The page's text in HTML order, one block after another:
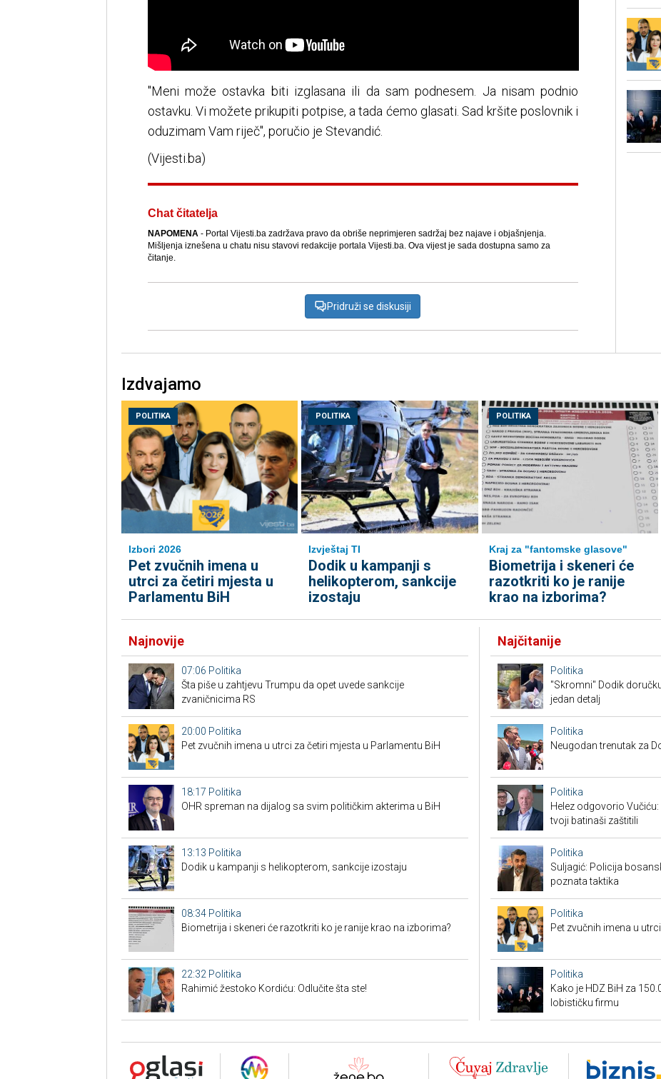
"Meni može ostavka biti izglasana ili da sam podnesem. Ja nisam podnio
ostavku. Vi možete prikupiti potpise, a tada ćemo glasati. Sad kršite poslovnik i
oduzimam Vam riječ", poručio je Stevandić.
(Vijesti.ba)
Chat čitatelja
NAPOMENA- Portal Vijesti.ba zadržava pravo da obriše neprimjeren sadržaj bez najave i objašnjenja.
Mišljenja iznešena u chatu nisu stavovi redakcije portala Vijesti.ba. Ova vijest je sada dostupna samo za
čitanje.
Pridruži se diskusiji
Izdvajamo
POLITIKA
Izbori 2026
Pet zvučnih imena u
utrci za četiri mjesta u
Parlamentu BiH
POLITIKA
Izvještaj TI
Dodik u kampanji s
helikopterom, sankcije
izostaju
POLITIKA
Kraj za "fantomske glasove"
Biometrija i skeneri će
razotkriti ko je ranije
krao na izborima?
Najnovije
07:06 Politika
Šta piše u zahtjevu Trumpu da opet uvede sankcije
zvaničnicima RS
20:00 Politika
Pet zvučnih imena u utrci za četiri mjesta u Parlamentu BiH
18:17 Politika
OHR spreman na dijalog sa svim političkim akterima u BiH
13:13 Politika
Dodik u kampanji s helikopterom, sankcije izostaju
08:34 Politika
Biometrija i skeneri će razotkriti ko je ranije krao na izborima?
22:32 Politika
Rahimić žestoko Kordiću: Odlučite šta ste!
Najčitanije
Politika
"Skromni" Dodik
jedan detalj
Politika
Neugodan trenutak za
Politika
Helez odgovorio Vučiću:
tvoji batinaši zaštitili
Politika
Suljagić: Policija
poznata taktika
Politika
Pet zvučnih imena u
Politika
Kako je HDZ BiH za
lobističku firmu